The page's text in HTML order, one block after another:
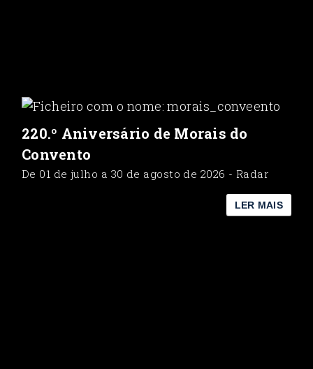
220.º Aniversário de Morais do
Convento
De 01 de julho a 30 de agosto de 2026 - Radar
LER MAIS